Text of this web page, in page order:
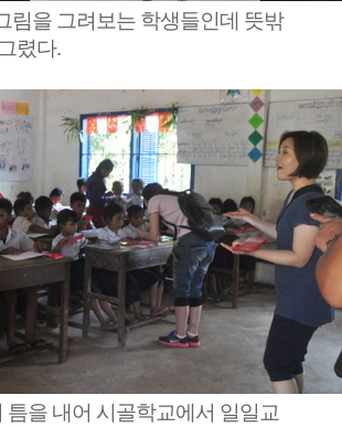
림을 그려보는 학생들인데 뜻밖
렸다.
틈을 내어 시골학교에서 일일교